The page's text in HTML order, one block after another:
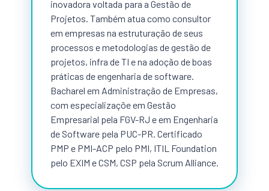
inovadora voltada para a Gestão de
Projetos. Também atua como consultor
em empresas na estruturação de seus
processos e metodologias de gestão de
projetos, infra de TI e na adoção de boas
práticas de engenharia de software.
Bacharel em Administração de Empresas,
com especializaçõe em Gestão
Empresarial pela FGV-RJ e em Engenharia
de Software pela PUC-PR. Certificado
PMP e PMI-ACP pelo PMI, ITIL Foundation
pelo EXIM e CSM, CSP pela Scrum Alliance.